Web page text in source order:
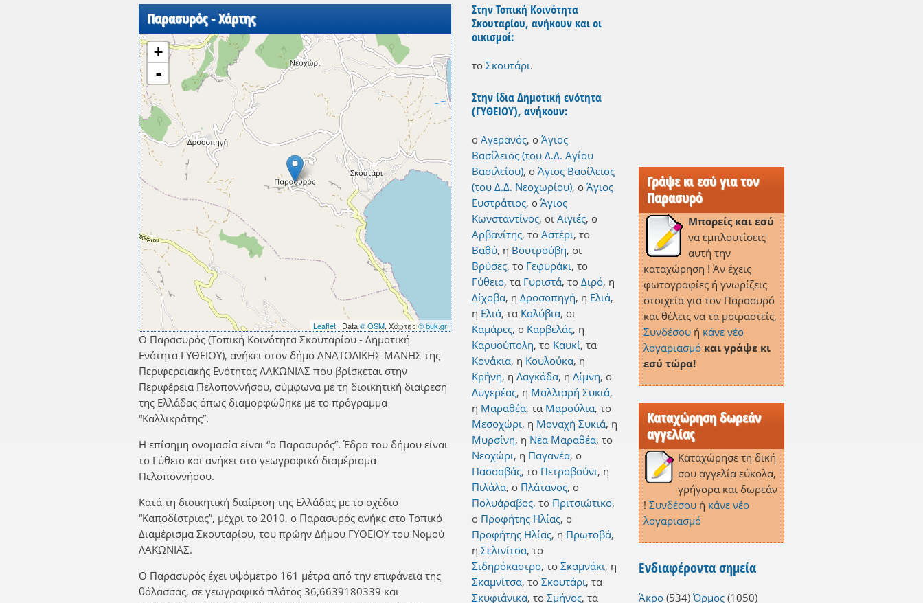
Παρασυρός - Χάρτης
+
-
Leaflet | Data© OSM, Χάρτες© buk.gr
Ο Παρασυρός (Τοπική Κοινότητα Σκουταρίου - Δημοτική
Ενότητα ΓΥΘΕΙΟΥ), ανήκει στον δήμο ΑΝΑΤΟΛΙΚΗΣ ΜΑΝΗΣ της
Περιφερειακής Ενότητας ΛΑΚΩΝΙΑΣ που βρίσκεται στην
Περιφέρεια Πελοποννήσου, σύμφωνα με τη διοικητική διαίρεση
της Ελλάδας όπως διαμορφώθηκε με το πρόγραμμα
“Καλλικράτης”.
Η επίσημη ονομασία είναι “ο Παρασυρός”. Έδρα του δήμου είναι
το Γύθειο και ανήκει στο γεωγραφικό διαμέρισμα
Πελοποννήσου.
Κατά τη διοικητική διαίρεση της Ελλάδας με το σχέδιο
“Καποδίστριας”, μέχρι το 2010, ο Παρασυρός ανήκε στο Τοπικό
Διαμέρισμα Σκουταρίου, του πρώην Δήμου ΓΥΘΕΙΟΥ του Νομού
ΛΑΚΩΝΙΑΣ.
Ο Παρασυρός έχει υψόμετρο 161 μέτρα από την επιφάνεια της
θάλασσας, σε γεωγραφικό πλάτος 36,6639180339 και
Στην Τοπική Κοινότητα
Σκουταρίου, ανήκουν και οι
οικισμοί:
το Σκουτάρι.
Στην ίδια Δημοτική ενότητα
(ΓΥΘΕΙΟΥ), ανήκουν:
ο Αγερανός, ο Άγιος
Βασίλειος (του Δ.Δ. Αγίου
Βασιλείου), ο Άγιος Βασίλειος
(του Δ.Δ. Νεοχωρίου), ο Άγιος
Ευστράτιος, ο Άγιος
Κωνσταντίνος, οι Αιγιές, ο
Αρβανίτης, το Αστέρι, το
Βαθύ, η Βουτρούβη, οι
Βρύσες, το Γεφυράκι, το
Γύθειο, τα Γυριστά, το Διρό, η
Δίχοβα, η Δροσοπηγή, η Ελιά,
η Ελιά, τα Καλύβια, οι
Καμάρες, ο Καρβελάς, η
Καρυούπολη, το Καυκί, τα
Κονάκια, η Κουλούκα, η
Κρήνη, η Λαγκάδα, η Λίμνη, ο
Λυγερέας, η Μαλλιαρή Συκιά,
η Μαραθέα, τα Μαρούλια, το
Μεσοχώρι, η Μοναχή Συκιά, η
Μυρσίνη, η Νέα Μαραθέα, το
Νεοχώρι, η Παγανέα, ο
Πασσαβάς, το Πετροβούνι, η
Πιλάλα, ο Πλάτανος, ο
Πολυάραβος, το Πριτσιώτικο,
ο Προφήτης Ηλίας, ο
Προφήτης Ηλίας, η Πρωτοβά,
η Σελινίτσα, το
Σιδηρόκαστρο, το Σκαμνάκι, η
Σκαμνίτσα, το Σκουτάρι, τα
Σκυφιάνικα, το Σμήνος, τα
Γράψε κι εσύ για τον
Παρασυρό
Μπορείς και εσύ
να εμπλουτίσεις
αυτή την
καταχώρηση ! Άν έχεις
φωτογραφίες ή γνωρίζεις
στοιχεία για τον Παρασυρό
και θέλεις να τα μοιραστείς,
Συνδέσουή κάνε νέο
λογαριασμό και γράψε κι
εσύ τώρα!
Καταχώρηση δωρεάν
αγγελίας
Καταχώρησε τη δική
σου αγγελία εύκολα,
γρήγορα και δωρεάν
! Συνδέσουή κάνε νέο
λογαριασμό
Ενδιαφέροντα σημεία
Άκρο(534) Όρμος(1050)